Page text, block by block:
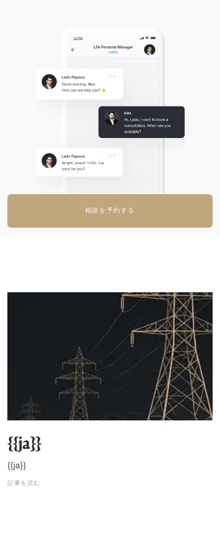
相談を予約する
{{ja}}
{{ja}}
記事を読む